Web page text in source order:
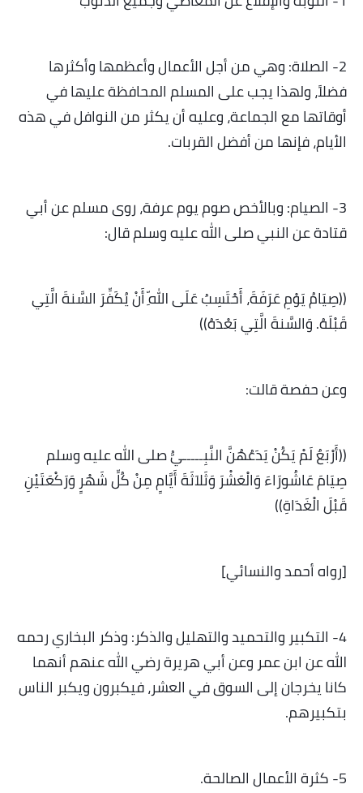
2- الصلاة: وهي من أجل الأعمال وأعظمها وأكثرها
فضلاً، ولهذا يجب على المسلم المحافظة عليها في
أوقاتها مع الجماعة، وعليه أن يكثر من النوافل في هذه
الأيام، فإنها من أفضل القربات.
3- الصيام: وبالأخص صوم يوم عرفة، روى مسلم عن أبي
قتادة عن النبي صلى الله عليه وسلم قال:
((صِيَامُ يَوْمِ عَرَفَةَ، أَحْتَسِبُ عَلَى اللّهِ أَنْ يُكَفِّرَ السَّنةَ الَّتِي
قَبْلَهُ. وَالسَّنةَ الَّتِي بَعْدَهُ))
وعن حفصة قالت:
((أَرْبَعٌ لَمْ يَكُنْ يَدَعُهُنَّ النَّبِـــــيُّ صلى الله عليه وسلم
صِيَامَ عَاشُورَاءَ وَالْعَشْرَ وَثَلاَثَةَ أَيَّامٍ مِنْ كُلِّ شَهْرٍ وَرَكْعَتَيْنِ
قَبْلَ الْغَدَاةِ))
[رواه أحمد والنسائي]
4- التكبير والتحميد والتهليل والذكر: وذكر البخاري رحمه
الله عن ابن عمر وعن أبي هريرة رضي الله عنهم أنهما
كانا يخرجان إلى السوق في العشر، فيكبرون ويكبر الناس
بتكبيرهم.
5- كثرة الأعمال الصالحة.